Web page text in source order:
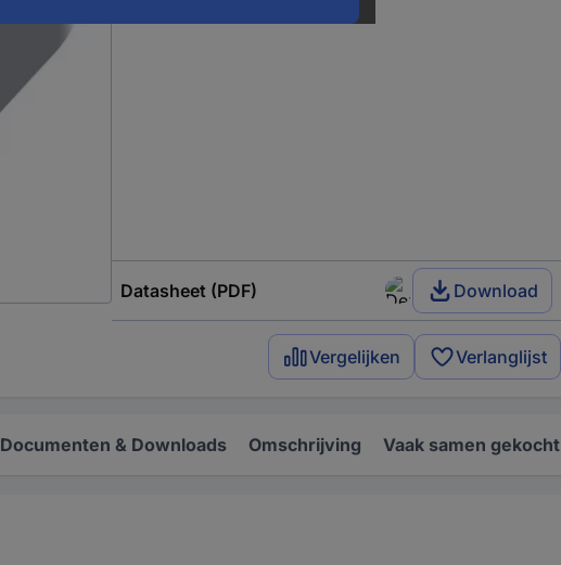
Datasheet (PDF) Download
Vergelijken Verlanglijst
Documenten & Downloads Omschrijving Vaak samen gekocht